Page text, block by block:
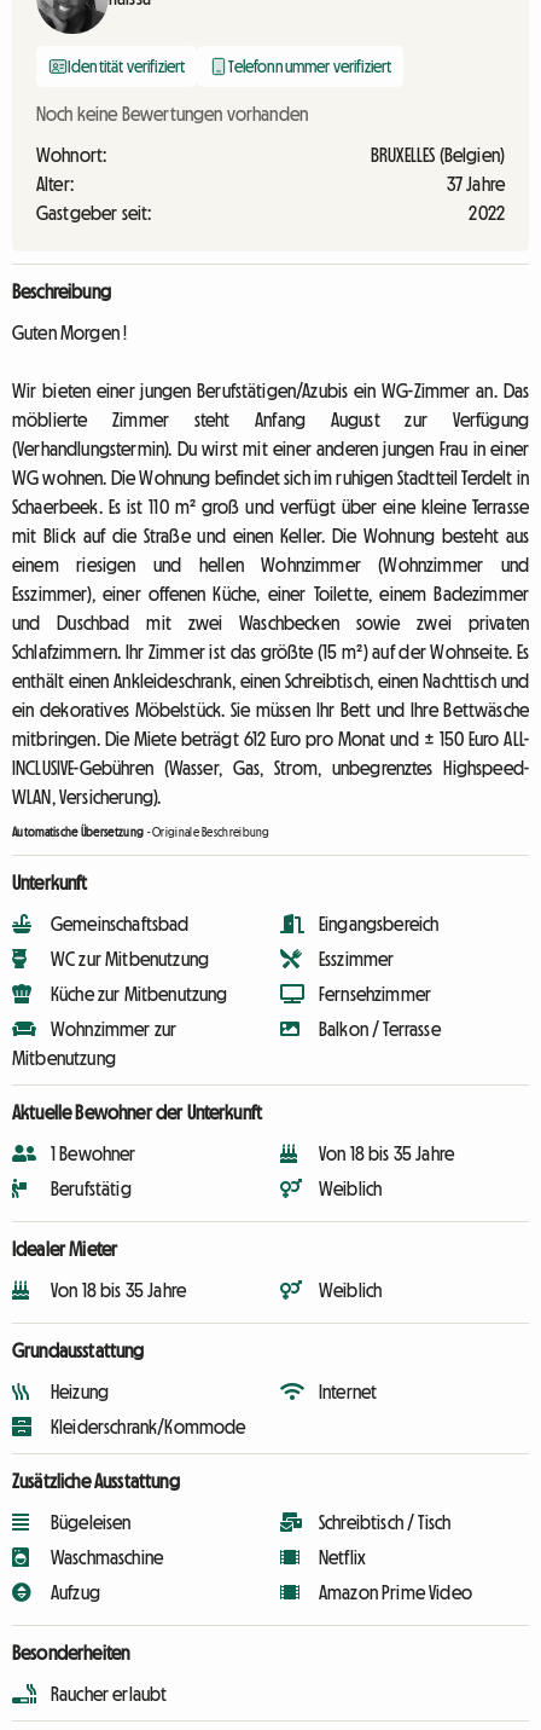
Identität verifiziert Telefonnummer verifiziert
Noch keine Bewertungen vorhanden
Wohnort:
BRUXELLES (Belgien)
Alter:
37 Jahre
Gastgeber seit:
2022
Beschreibung
Guten Morgen !
Wir bieten einer jungen Berufstätigen/Azubis ein WG-Zimmer an. Das
möblierte Zimmer steht Anfang August zur Verfügung
(Verhandlungstermin). Du wirst mit einer anderen jungen Frau in einer
WG wohnen. Die Wohnung befindet sich im ruhigen Stadtteil Terdelt in
Schaerbeek. Es ist 110 m² groß und verfügt über eine kleine Terrasse
mit Blick auf die Straße und einen Keller. Die Wohnung besteht aus
einem riesigen und hellen Wohnzimmer (Wohnzimmer und
Esszimmer), einer offenen Küche, einer Toilette, einem Badezimmer
und Duschbad mit zwei Waschbecken sowie zwei privaten
Schlafzimmern. Ihr Zimmer ist das größte (15 m²) auf der Wohnseite. Es
enthält einen Ankleideschrank, einen Schreibtisch, einen Nachttisch und
ein dekoratives Möbelstück. Sie müssen Ihr Bett und Ihre Bettwäsche
mitbringen. Die Miete beträgt 612 Euro pro Monat und ± 150 Euro ALL-
INCLUSIVE-Gebühren (Wasser, Gas, Strom, unbegrenztes Highspeed-
WLAN, Versicherung).
Automatische Übersetzung -Originale Beschreibung
Unterkunft
Gemeinschaftsbad
WC zur Mitbenutzung
Küche zur Mitbenutzung
Wohnzimmer zur
Mitbenutzung
Eingangsbereich
Esszimmer
Fernsehzimmer
Balkon / Terrasse
Aktuelle Bewohner der Unterkunft
1 Bewohner
Berufstätig
Von 18 bis 35 Jahre
Weiblich
Idealer Mieter
Von 18 bis 35 Jahre Weiblich
Grundausstattung
Heizung
Kleiderschrank/Kommode
Internet
Zusätzliche Ausstattung
Bügeleisen
Waschmaschine
Aufzug
Schreibtisch / Tisch
Netflix
Amazon Prime Video
Besonderheiten
Raucher erlaubt